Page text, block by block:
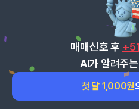
매매신호 후
AI가 알려주
첫 달 1,000원